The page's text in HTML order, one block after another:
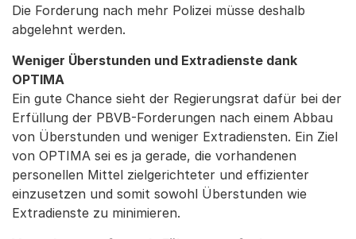
Die Forderung nach mehr Polizei müsse deshalb
abgelehnt werden.
Weniger Überstunden und Extradienste dank
OPTIMA
Ein gute Chance sieht der Regierungsrat dafür bei der
Erfüllung der PBVB-Forderungen nach einem Abbau
von Überstunden und weniger Extradiensten. Ein Ziel
von OPTIMA sei es ja gerade, die vorhandenen
personellen Mittel zielgerichteter und effizienter
einzusetzen und somit sowohl Überstunden wie
Extradienste zu minimieren.